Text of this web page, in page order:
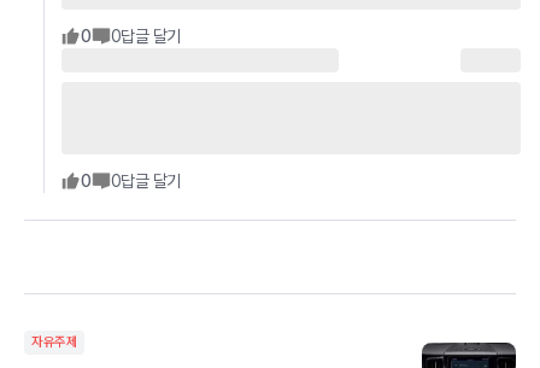
0 0답글 달기
0 0답글 달기
자유주제